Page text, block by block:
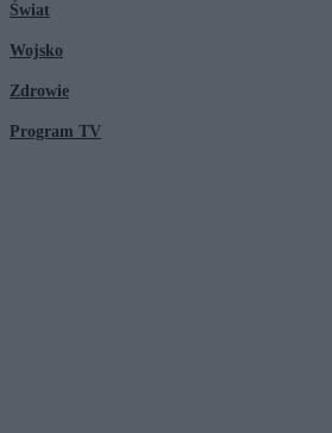
Świat
Wojsko
Zdrowie
Program TV